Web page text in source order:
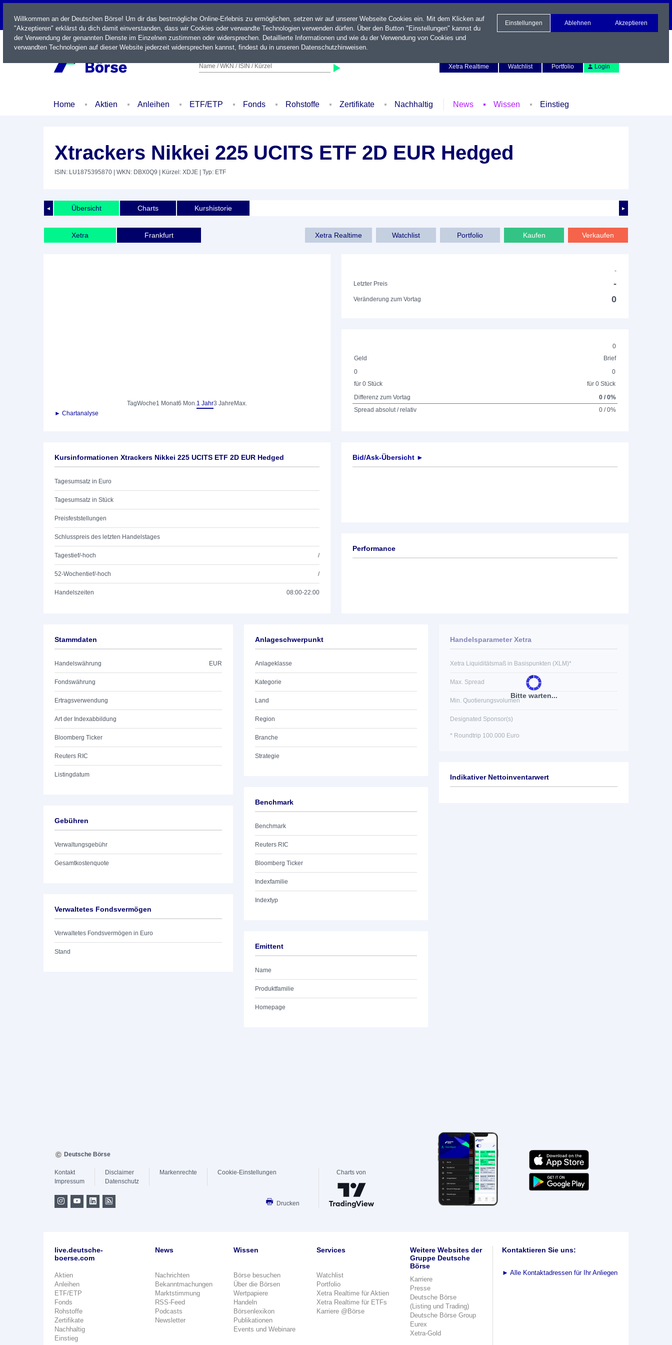
LIVE
Name / WKN / ISIN / Kürzel
Xetra Realtime
Watchlist Portfolio Login
Home Aktien Anleihen ETF/ETP Fonds Rohstoffe Zertifikate Nachhaltig News Wissen Einstieg
Xtrackers Nikkei 225 UCITS ETF 2D EUR Hedged
ISIN: LU1875395870 | WKN: DBX0Q9 | Kürzel: XDJE | Typ: ETF
◄ ►
Übersicht Charts Kurshistorie
Xetra Frankfurt Xetra Realtime Watchlist Portfolio Kaufen Verkaufen
TagWoche1 Monat6 Mon.1 Jahr3 Jahre Max.
► Chartanalyse
-
Letzter Preis
-
Veränderung zum Vortag 0
0
Geld
Brief
0
für 0 Stück
0
für 0 Stück
Differenz zum Vortag
0 / 0%
Spread absolut / relativ
0 / 0%
Kursinformationen Xtrackers Nikkei 225 UCITS ETF 2D EUR Hedged
Tagesumsatz in Euro
Tagesumsatz in Stück
Preisfeststellungen
Schlusspreis des letzten Handelstages
Tagestief/-hoch /
52-Wochentief/-hoch /
Handelszeiten 08:00-22:00
Bid/Ask-Übersicht ►
Performance
Stammdaten
Handelswährung EUR
Fondswährung
Ertragsverwendung
Art der Indexabbildung
Bloomberg Ticker
Reuters RIC
Listingdatum
Gebühren
Verwaltungsgebühr
Gesamtkostenquote
Verwaltetes Fondsvermögen
Verwaltetes Fondsvermögen in Euro
Stand
Anlageschwerpunkt
Anlageklasse
Kategorie
Land
Region
Branche
Strategie
Benchmark
Benchmark
Reuters RIC
Bloomberg Ticker
Indexfamilie
Indextyp
Emittent
Name
Produktfamilie
Homepage
Bitte warten...
Handelsparameter Xetra
Xetra Liquiditätsmaß in Basispunkten (XLM)*
Max. Spread
Min. Quotierungsvolumen
Designated Sponsor(s)
* Roundtrip 100.000 Euro
Indikativer Nettoinventarwert
Willkommen an der Deutschen Börse! Um dir das bestmögliche Online-Erlebnis zu ermöglichen, setzen wir auf unserer Webseite Cookies ein. Mit dem Klicken auf
"Akzeptieren" erklärst du dich damit einverstanden, dass wir Cookies oder verwandte Technologien verwenden dürfen. Über den Button "Einstellungen" kannst du
der Verwendung der genannten Dienste im Einzelnen zustimmen oder widersprechen. Detaillierte Informationen und wie du der Verwendung von Cookies und
verwandten Technologien auf dieser Website jederzeit widersprechen kannst, findest du in unseren Datenschutzhinweisen.
Einstellungen Ablehnen Akzeptieren
Deutsche Börse
Kontakt
Impressum
Disclaimer
Datenschutz
Markenrechte Cookie-Einstellungen
Drucken
Charts von
live.deutsche-
boerse.com
Aktien
Anleihen
ETF/ETP
Fonds
Rohstoffe
Zertifikate
Nachhaltig
Einstieg
News
Nachrichten
Bekanntmachungen
Marktstimmung
RSS-Feed
Podcasts
Newsletter
Wissen
Börse besuchen
Über die Börsen
Wertpapiere
Handeln
Börsenlexikon
Publikationen
Events und Webinare
Services
Watchlist
Portfolio
Xetra Realtime für Aktien
Xetra Realtime für ETFs
Karriere @Börse
Weitere Websites der
Gruppe Deutsche
Börse
Karriere
Presse
Deutsche Börse
(Listing und Trading)
Deutsche Börse Group
Eurex
Xetra-Gold
Kontaktieren Sie uns:
► Alle Kontaktadressen für Ihr Anliegen